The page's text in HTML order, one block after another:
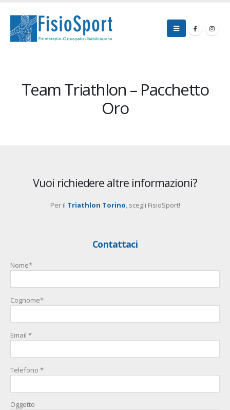
Team Triathlon – Pacchetto
Oro
Vuoi richiedere altre informazioni?
Per il Triathlon Torino, scegli FisioSport!
Contattaci
Nome*
Cognome*
Email *
Telefono *
Oggetto